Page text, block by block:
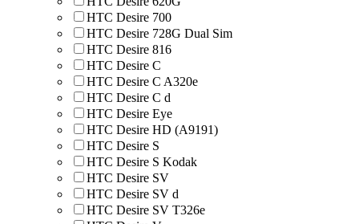
HTC Desire 700
HTC Desire 728G Dual Sim
HTC Desire 816
HTC Desire C
HTC Desire C A320e
HTC Desire C d
HTC Desire Eye
HTC Desire HD (A9191)
HTC Desire S
HTC Desire S Kodak
HTC Desire SV
HTC Desire SV d
HTC Desire SV T326e